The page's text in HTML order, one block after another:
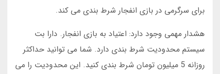
برای سرگرمی در بازی انفجار شرط بندی می کند.
هشدار مهمی وجود دارد: اعتیاد به بازی انفجار. دارا بت
سیستم محدودیت شرط بندی دارد. شما می توانید حداکثر
روزانه 5 میلیون تومان شرط بندی کنید. این محدودیت را می